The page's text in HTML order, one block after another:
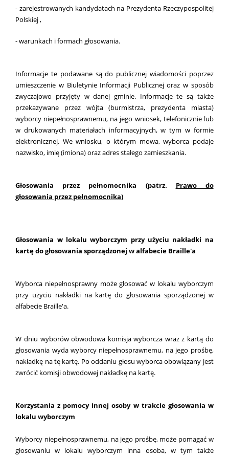
- zarejestrowanych kandydatach na Prezydenta Rzeczypospolitej
Polskiej ,
- warunkach i formach głosowania.
Informacje te podawane są do publicznej wiadomości poprzez
umieszczenie w Biuletynie Informacji Publicznej oraz w sposób
zwyczajowo przyjęty w danej gminie. Informacje te są także
przekazywane przez wójta (burmistrza, prezydenta miasta)
wyborcy niepełnosprawnemu, na jego wniosek, telefonicznie lub
w drukowanych materiałach informacyjnych, w tym w formie
elektronicznej. We wniosku, o którym mowa, wyborca podaje
nazwisko, imię (imiona) oraz adres stałego zamieszkania.
Głosowania przez pełnomocnika (patrz. Prawo do
głosowania przez pełnomocnika)
Głosowania w lokalu wyborczym przy użyciu nakładki na
kartę do głosowania sporządzonej w alfabecie Braille'a
Wyborca niepełnosprawny może głosować w lokalu wyborczym
przy użyciu nakładki na kartę do głosowania sporządzonej w
alfabecie Braille'a.
W dniu wyborów obwodowa komisja wyborcza wraz z kartą do
głosowania wyda wyborcy niepełnosprawnemu, na jego prośbę,
nakładkę na tę kartę. Po oddaniu głosu wyborca obowiązany jest
zwrócić komisji obwodowej nakładkę na kartę.
Korzystania z pomocy innej osoby w trakcie głosowania w
lokalu wyborczym
Wyborcy niepełnosprawnemu, na jego prośbę, może pomagać w
głosowaniu w lokalu wyborczym inna osoba, w tym także